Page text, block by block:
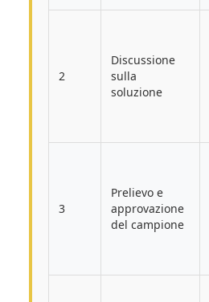
2
Discussione
sulla
soluzione
3
Prelievo e
approvazione
del campione